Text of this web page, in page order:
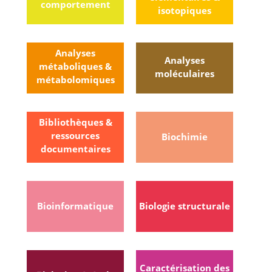
comportement
isotopiques
Analyses
métaboliques &
métabolomiques
Analyses
moléculaires
Bibliothèques &
ressources
documentaires
Biochimie
Bioinformatique Biologie structurale
Caractérisation des